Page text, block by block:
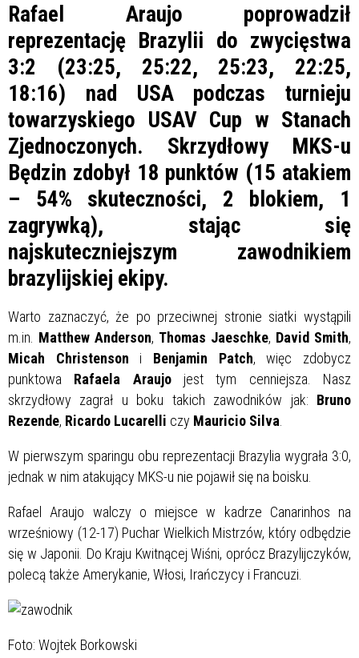
Rafael Araujo poprowadził
reprezentację Brazylii do zwycięstwa
3:2 (23:25, 25:22, 25:23, 22:25,
18:16) nad USA podczas turnieju
towarzyskiego USAV Cup w Stanach
Zjednoczonych. Skrzydłowy MKS-u
Będzin zdobył 18 punktów (15 atakiem
– 54% skuteczności, 2 blokiem, 1
zagrywką), stając się
najskuteczniejszym zawodnikiem
brazylijskiej ekipy.
Warto zaznaczyć, że po przeciwnej stronie siatki wystąpili
m.in. Matthew Anderson, Thomas Jaeschke, David Smith,
Micah Christenson i Benjamin Patch, więc zdobycz
punktowa Rafaela Araujojest tym cenniejsza. Nasz
skrzydłowy zagrał u boku takich zawodników jak: Bruno
Rezende, Ricardo Lucarelli czy Mauricio Silva
W pierwszym sparingu obu reprezentacji Brazylia wygrała 3:0,
jednak w nim atakujący MKS-u nie pojawił się na boisku.
Rafael Araujo walczy o miejsce w kadrze Canarinhos na
wrześniowy (12-17) Puchar Wielkich Mistrzów, który odbędzie
się w Japonii. Do Kraju Kwitnącej Wiśni, oprócz Brazylijczyków,
polecą także Amerykanie, Włosi, Irańczycy i Francuzi.
Foto: Wojtek Borkowski